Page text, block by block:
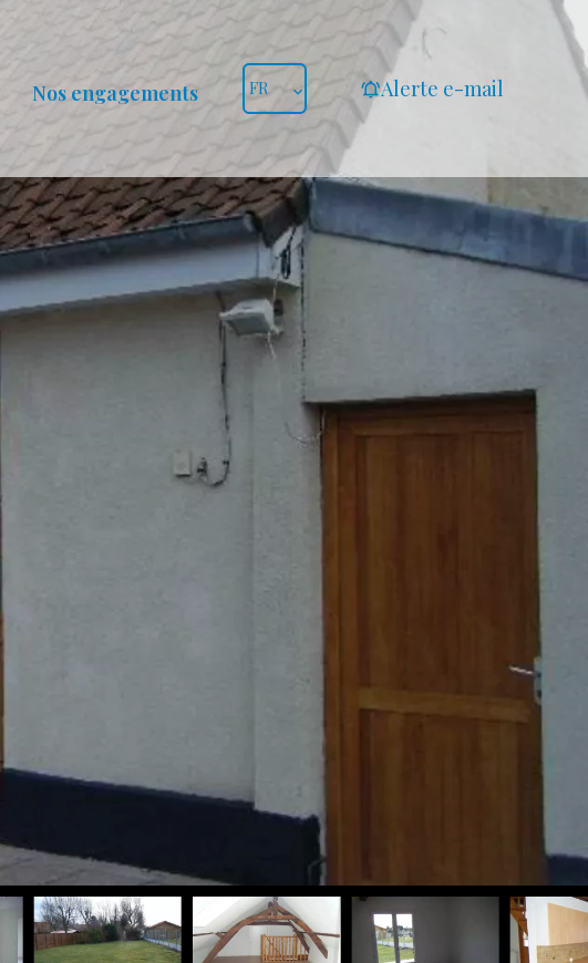
Nos engagements FR Alerte e-mail